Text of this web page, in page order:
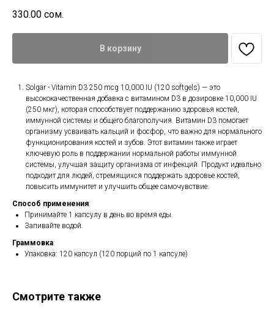
330.00 сом.
В корзину
Solgar - Vitamin D3 250 mcg 10,000 IU (120 softgels) — это
высококачественная добавка с витамином D3 в дозировке 10,000 IU
(250 мкг), которая способствует поддержанию здоровья костей,
иммунной системы и общего благополучия. Витамин D3 помогает
организму усваивать кальций и фосфор, что важно для нормального
функционирования костей и зубов. Этот витамин также играет
ключевую роль в поддержании нормальной работы иммунной
системы, улучшая защиту организма от инфекций. Продукт идеально
подходит для людей, стремящихся поддержать здоровье костей,
повысить иммунитет и улучшить общее самочувствие.
Способ применения:
Принимайте 1 капсулу в день во время еды.
Запивайте водой.
Граммовка:
Упаковка: 120 капсул (120 порций по 1 капсуле)
Смотрите также